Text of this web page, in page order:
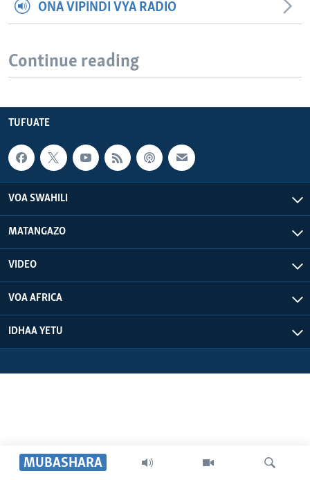
MUBASHARA
ONA VIPINDI VYA RADIO
Continue reading
TUFUATE
VOA SWAHILI
MATANGAZO
VIDEO
VOA AFRICA
IDHAA YETU